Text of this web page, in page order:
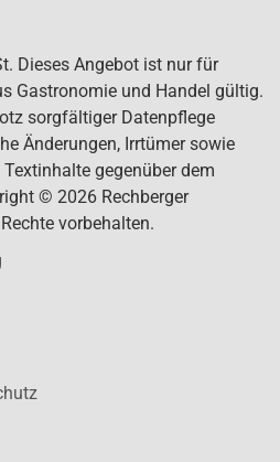
Dieses Angebot ist nur für
Gastronomie und Handel gültig.
sorgfältiger Datenpflege
Änderungen, Irrtümer sowie
gegenüber dem
© 2026 Rechberger
vorbehalten.